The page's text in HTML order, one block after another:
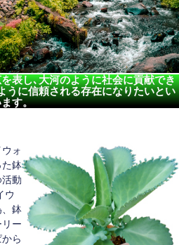
表し､大河のように社会に貢献でき
うに信頼される存在になりたいとい
す。
ォ
鉢
動
ウ
鉢
ー
ら